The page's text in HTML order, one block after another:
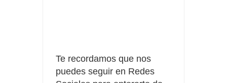
Te recordamos que nos
puedes seguir en Redes